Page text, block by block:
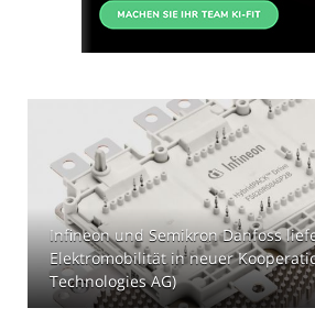
Infineon und Semikron Danfoss
Elektromobilität in neuer
Technologies AG)